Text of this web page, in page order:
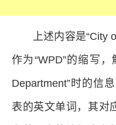
上述内容是“City
作为“WPD”的缩写
Department”时的信
表的英文单词，其对